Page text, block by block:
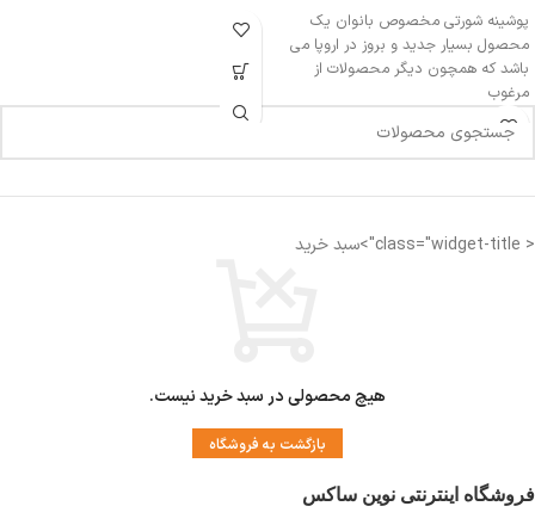
پوشینه شورتی مخصوص بانوان یک
محصول بسیار جدید و بروز در اروپا می
باشد که همچون دیگر محصولات از
مرغوب
< class="widget-title">سبد خرید
هیچ محصولی در سبد خرید نیست.
بازگشت به فروشگاه
فروشگاه اینترنتی نوین ساکس